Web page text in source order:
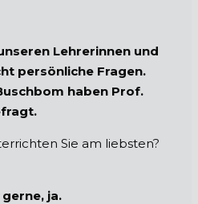
Lehrerinnen und
persönliche Fragen.
haben Prof.
Sie am liebsten?
gerne, ja.